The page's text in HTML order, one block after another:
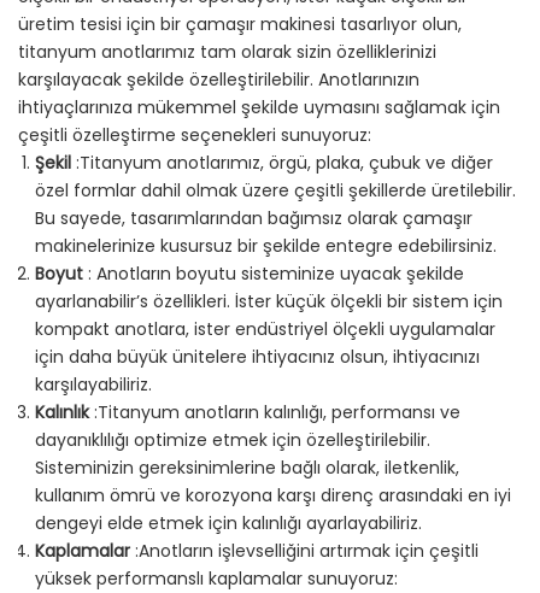
üretim tesisi için bir çamaşır makinesi tasarlıyor olun,
titanyum anotlarımız tam olarak sizin özelliklerinizi
karşılayacak şekilde özelleştirilebilir. Anotlarınızın
ihtiyaçlarınıza mükemmel şekilde uymasını sağlamak için
çeşitli özelleştirme seçenekleri sunuyoruz:
Şekil :Titanyum anotlarımız, örgü, plaka, çubuk ve diğer
özel formlar dahil olmak üzere çeşitli şekillerde üretilebilir.
Bu sayede, tasarımlarından bağımsız olarak çamaşır
makinelerinize kusursuz bir şekilde entegre edebilirsiniz.
Boyut : Anotların boyutu sisteminize uyacak şekilde
ayarlanabilir’s özellikleri. İster küçük ölçekli bir sistem için
kompakt anotlara, ister endüstriyel ölçekli uygulamalar
için daha büyük ünitelere ihtiyacınız olsun, ihtiyacınızı
karşılayabiliriz.
Kalınlık :Titanyum anotların kalınlığı, performansı ve
dayanıklılığı optimize etmek için özelleştirilebilir.
Sisteminizin gereksinimlerine bağlı olarak, iletkenlik,
kullanım ömrü ve korozyona karşı direnç arasındaki en iyi
dengeyi elde etmek için kalınlığı ayarlayabiliriz.
Kaplamalar :Anotların işlevselliğini artırmak için çeşitli
yüksek performanslı kaplamalar sunuyoruz: